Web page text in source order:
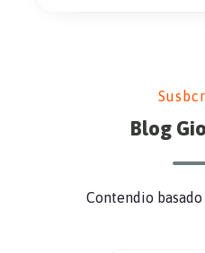
Blog
Contendio